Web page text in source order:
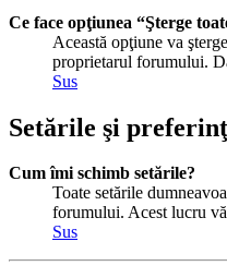
Ce face opţiunea “Şterge
Această opţiune va
proprietarul forumului.
Sus
Setările şi
Cum îmi schimb setările?
Toate setările
forumului. Acest lucru
Sus